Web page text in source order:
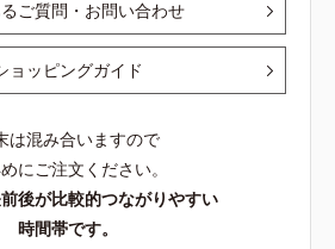
ご質問・お問い合わせ
ョッピングガイド
は混み合いますので
にご注文ください。
後が比較的つながりやすい
時間帯です。